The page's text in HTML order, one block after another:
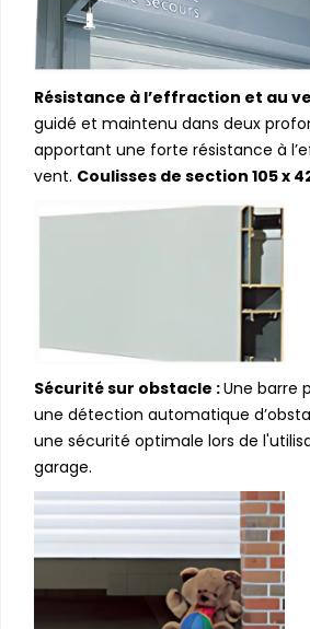
Résistance à l’effraction et au
guidé et maintenu dans deux
apportant une forte résistance à
vent. Coulisses de section 105 x
Sécurité sur obstacle :Une barre
une détection automatique
une sécurité optimale lors de
garage.